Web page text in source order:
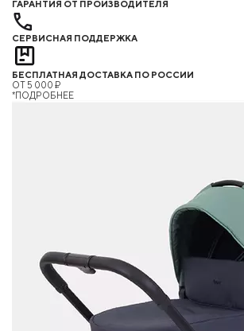
ГАРАНТИЯ ОТ ПРОИЗВОДИТЕЛЯ
СЕРВИСНАЯ ПОДДЕРЖКА
БЕСПЛАТНАЯ ДОСТАВКА ПО РОССИИ
ОТ 5 000 ₽
*ПОДРОБНЕЕ